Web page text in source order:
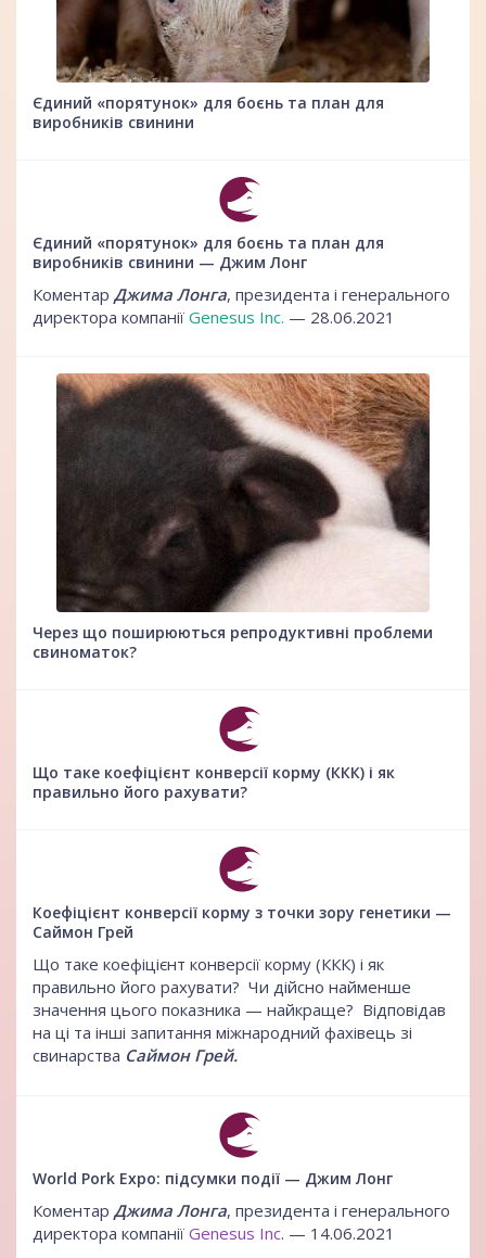
Єдиний «порятунок» для боєнь та план для
виробників свинини
Єдиний «порятунок» для боєнь та план для
виробників свинини — Джим Лонг
Коментар Джима Лонга, президента і генерального
директора компанії Genesus Inc. — 28.06.2021
Через що поширюються репродуктивні проблеми
свиноматок?
Що таке коефіцієнт конверсії корму (ККК) і як
правильно його рахувати?
Коефіцієнт конверсії корму з точки зору генетики —
Саймон Грей
Що таке коефіцієнт конверсії корму (ККК) і як
правильно його рахувати? Чи дійсно найменше
значення цього показника — найкраще? Відповідав
на ці та інші запитання міжнародний фахівець зі
свинарства Саймон Грей.
World Pork Expo: підсумки події — Джим Лонг
Коментар Джима Лонга, президента і генерального
директора компанії Genesus Inc. — 14.06.2021